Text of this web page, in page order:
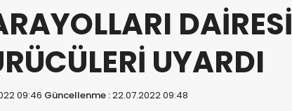
DAİRESİ
UYARDI
09:46 Güncellenme :22.07.2022 09:48